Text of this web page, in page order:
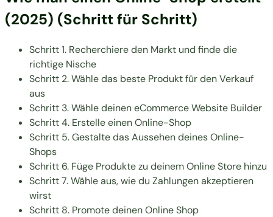
(2025) (Schritt für Schritt)
Schritt 1. Recherchiere den Markt und finde die
richtige Nische
Schritt 2. Wähle das beste Produkt für den Verkauf
aus
Schritt 3. Wähle deinen eCommerce Website Builder
Schritt 4. Erstelle einen Online-Shop
Schritt 5. Gestalte das Aussehen deines Online-
Shops
Schritt 6. Füge Produkte zu deinem Online Store hinzu
Schritt 7. Wähle aus, wie du Zahlungen akzeptieren
wirst
Schritt 8. Promote deinen Online Shop